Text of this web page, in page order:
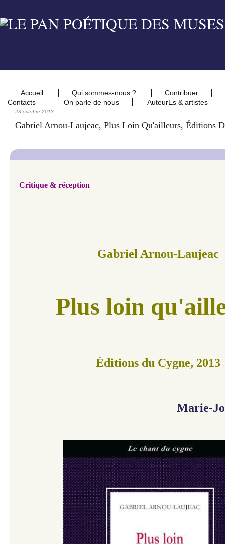
Accueil Qui sommes-nous ?
Contribuer
Contacts
On parle de nous AuteurEs & artistes
23 octobre 2013
Gabriel Arnou-Laujeac, Plus Loin Qu'ailleurs, Éditions
Critique & réception
Gabriel Arnou-Laujeac
Plus loin
Éditions du Cygne, 2013
Marie-